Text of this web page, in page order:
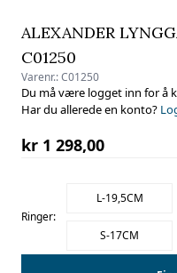
ALEXANDER
C01250
Varenr.:C01250
Du må være logget inn for å
Har du allerede en konto?
kr 1 298,00
Ringer:
L-19,5CM
S-17CM